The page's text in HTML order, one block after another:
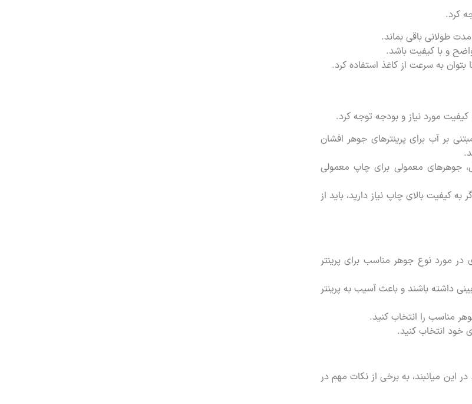
کرد.
طولانی باقی بماند.
و با کیفیت باشد.
به سرعت از کاغذ استفاده کرد.
مورد نیاز و بودجه توجه کرد.
بر آب برای پرینترهای جوهر افشان
جوهرهای معمولی برای چاپ معمولی
کیفیت بالای چاپ نیاز دارید، باید از
در مورد نوع جوهر مناسب برای پرینتر
داشته باشند و باعث آسیب به پرینتر
مناسب را انتخاب کنید.
خود انتخاب کنید.
این میانبند، به برخی از نکات مهم در